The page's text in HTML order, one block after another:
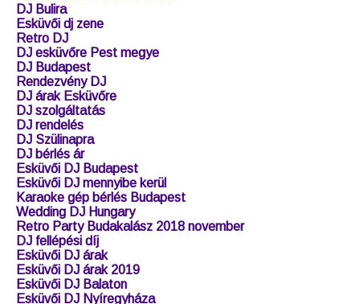
DJ Bulira
Esküvői dj zene
Retro DJ
DJ esküvőre Pest megye
DJ Budapest
Rendezvény DJ
DJ árak Esküvőre
DJ szolgáltatás
DJ rendelés
DJ Szülinapra
DJ bérlés ár
Esküvői DJ Budapest
Esküvői DJ mennyibe kerül
Karaoke gép bérlés Budapest
Wedding DJ Hungary
Retro Party Budakalász 2018 november
DJ fellépési díj
Esküvői DJ árak
Esküvői DJ árak 2019
Esküvői DJ Balaton
Esküvői DJ Nyíregyháza